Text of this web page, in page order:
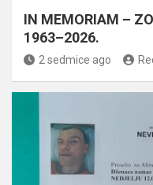
IN MEMORIAM –
1963–2026.
2 sedmice ago